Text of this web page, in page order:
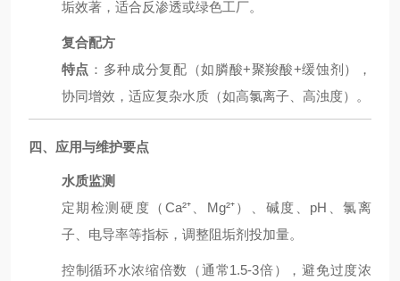
垢效著，适合反渗透或绿色工厂。
复合配方
特点 ：多种成分复配（如膦酸+聚羧酸+缓蚀剂），
协同增效，适应复杂水质（如高氯离子、高浊度）。
四、应用与维护要点
水质监测
定期检测硬度（Ca²⁺、Mg²⁺）、碱度、pH、氯离
子、电导率等指标，调整阻垢剂投加量。
控制循环水浓缩倍数（通常1.5-3倍），避免过度浓